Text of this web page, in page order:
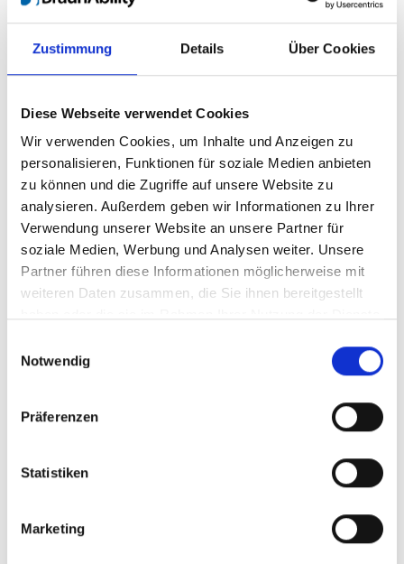
Zustimmung Details Über Cookies
Diese Webseite verwendet Cookies
Wir verwenden Cookies, um Inhalte und Anzeigen zu
personalisieren, Funktionen für soziale Medien anbieten
zu können und die Zugriffe auf unsere Website zu
analysieren. Außerdem geben wir Informationen zu Ihrer
Verwendung unserer Website an unsere Partner für
soziale Medien, Werbung und Analysen weiter. Unsere
Partner führen diese Informationen möglicherweise mit
weiteren Daten zusammen, die Sie ihnen bereitgestellt
Notwendig
Präferenzen
Statistiken
Marketing
Zurück
Wenn Sie nach einem Video zu einem bestimmten Produkt
Menü auf der linken Seite auswählen. Bitte beachten Sie, dass es
nicht zu allen Produkten eigene Videos gibt.
Einbetten
Unter jedem Video finden Sie einen Code, mit dem Sie das Video
auf Ihrer Webseite einbetten können.
Abonnieren
Abonnieren Sie hier unseren YouTube-Kanal, um sofort
benachrichtigt zu werden, wenn wir ein neues Video hochladen.
Produkte